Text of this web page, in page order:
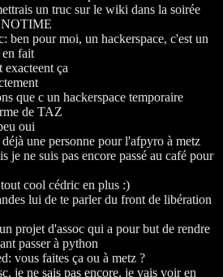
un truc sur le wiki dans la soirée
ben pour moi, un hackerspace, c'est un
fait
exacteent ça
que c un hackerspace temporaire
de TAZ
oui
une personne pour l'afpyro à metz
je ne suis pas encore passé au café pour
cool cédric en plus :)
lui de te parler du front de libération
projet d'assoc qui a pour but de rendre
passer à python
vous faites ça ou à metz ?
je ne sais pas encore, je vais voir en